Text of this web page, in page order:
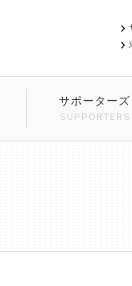
サポーターズ
SUPPORTERS